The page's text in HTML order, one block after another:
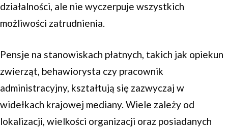
działalności, ale nie wyczerpuje wszystkich
możliwości zatrudnienia.
Pensje na stanowiskach płatnych, takich jak opiekun
zwierząt, behawiorysta czy pracownik
administracyjny, kształtują się zazwyczaj w
widełkach krajowej mediany. Wiele zależy od
lokalizacji, wielkości organizacji oraz posiadanych